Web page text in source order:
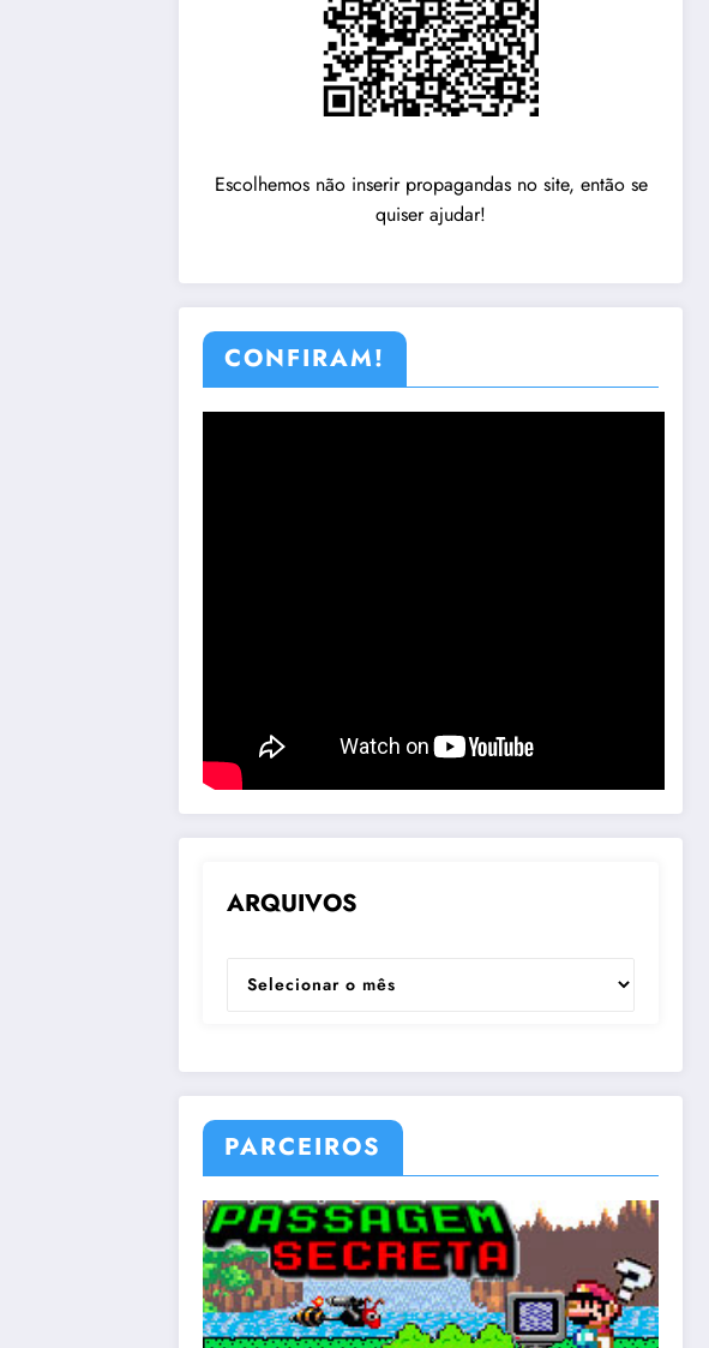
Escolhemos não inserir propagandas no site, então se
quiser ajudar!
CONFIRAM!
ARQUIVOS
ARQUIVOS
PARCEIROS